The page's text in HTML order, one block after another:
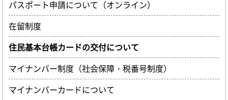
パスポート申請について（オンライン）
在留制度
住民基本台帳カードの交付について
マイナンバー制度（社会保障・税番号制度）
マイナンバーカードについて